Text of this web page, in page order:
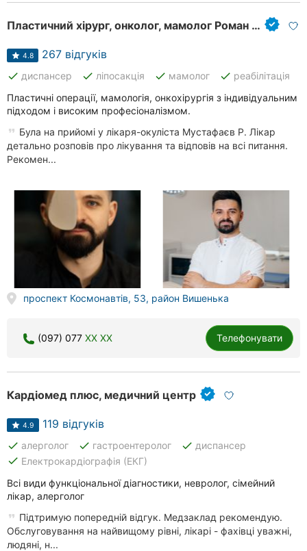
Приватні
Автошколи
Ресторани
Всі
міста:
Тернопіль
Хмельницький
Одеса
Кропивницький
Київ
Харків
Запоріжжя
Дніпро
Пластичний хірург, онколог, мамолог Роман Балич
4.8 267 відгуків
done диспансер done ліпосакція done мамолог done реабілітація
Пластичні операції, мамологія, онкохірургія з індивідуальним
підходом і високим професіоналізмом.
Була на прийомі у лікаря-окуліста Мустафаєв Р. Лікар
детально розповів про лікування та відповів на всі питання.
Рекомен...
проспект Космонавтів, 53, район Вишенька
(097) 077 XX XX Телефонувати
Кардіомед плюс, медичний центр
4.9 119 відгуків
done алерголог done гастроентеролог done диспансер
done Електрокардіографія (ЕКГ)
Всі види функціональної діагностики, невролог, сімейний
лікар, алерголог
Підтримую попередній відгук. Медзаклад рекомендую.
Обслуговування на найвищому рівні, лікарі - фахівці уважні,
людяні, н...